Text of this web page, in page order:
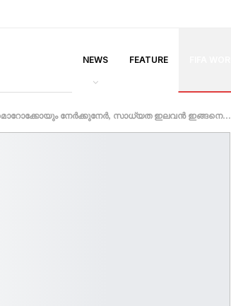
NEWS FEATURE
മൊറോക്കോയും നേർക്കുനേർ, സാധ്യത ഇലവൻ ഇങ്ങനെ…